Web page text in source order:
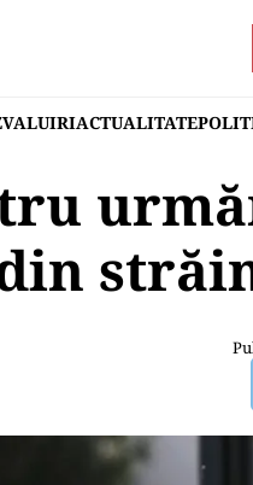
ACTUALITATE